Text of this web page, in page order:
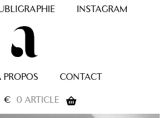
INSTAGRAM
PROPOS CONTACT
€ 0 ARTICLE